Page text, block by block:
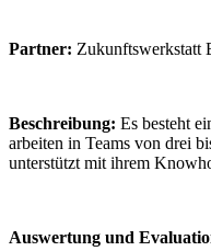
Partner: Zukunftswerkstatt
Beschreibung: Es besteht
arbeiten in Teams von drei
unterstützt mit ihrem
Auswertung und